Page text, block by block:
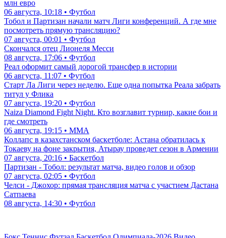
млн евро
06 августа, 10:18 • Футбол
Тобол и Партизан начали матч Лиги конференций. А где мне
посмотреть прямую трансляцию?
07 августа, 00:01 • Футбол
Скончался отец Лионеля Месси
08 августа, 17:06 • Футбол
Реал оформит самый дорогой трансфер в истории
06 августа, 11:07 • Футбол
Старт Ла Лиги через неделю. Еще одна попытка Реала забрать
титул у Флика
07 августа, 19:20 • Футбол
Naiza Diamond Fight Night. Кто возглавит турнир, какие бои и
где смотреть
06 августа, 19:15 • ММА
Коллапс в казахстанском баскетболе: Астана обратилась к
Токаеву на фоне закрытия, Атырау проведет сезон в Армении
07 августа, 20:16 • Баскетбол
Партизан - Тобол: результат матча, видео голов и обзор
07 августа, 02:05 • Футбол
Челси - Джохор: прямая трансляция матча с участием Дастана
Сатпаева
08 августа, 14:30 • Футбол